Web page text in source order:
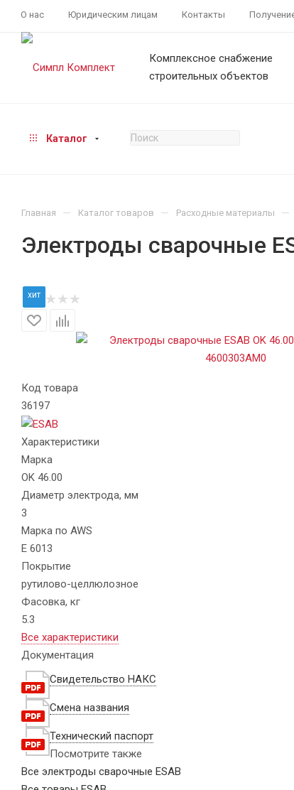
О нас Юридическим лицам Контакты
Комплексное снабжение
строительных объектов
Каталог
Главная — Каталог товаров — Расходные материалы —
Электроды сварочные
хит
хит
Код товара
36197
Характеристики
Марка
OK 46.00
Диаметр электрода, мм
3
Марка по AWS
E 6013
Покрытие
рутилово-целлюлозное
Фасовка, кг
5.3
Все характеристики
Документация
Свидетельство НАКС
Смена названия
Технический паспорт
Посмотрите также
Все электроды сварочные ESAB